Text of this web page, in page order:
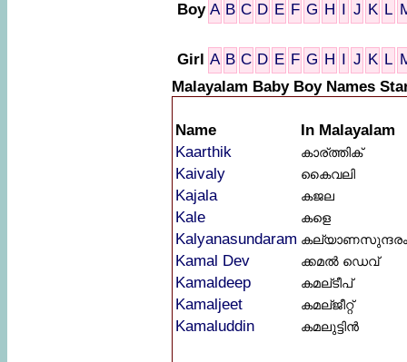
Boy A B C D E F G H I J K L
Girl A B C D E F G H I J K L
Malayalam Baby Boy Names
Name
In Malayalam
Kaarthik
കാര്ത്തിക്
Kaivaly കൈവലി
Kajala കജല
Kale കളെ
Kalyanasundaram കല്യാണസുന്ദരം
Kamal Dev ക്കമൽ ഡെവ്
Kamaldeep കമല്ടീപ്
Kamaljeet കമല്ജീറ്റ്
Kamaluddin കമലുട്ടിൻ